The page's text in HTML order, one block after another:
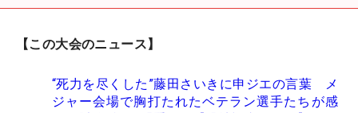
【この大会のニュース】
“死力を尽くした”藤田さいきに申ジエの言葉 メ
ジャー会場で胸打たれたベテラン選手たちが感